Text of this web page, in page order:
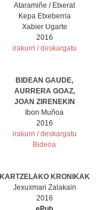
Ataramiñe / Etxerat
Kepa Etxeberria
Xabier Ugarte
2016
irakurri / deskargatu
BIDEAN GAUDE,
AURRERA GOAZ,
JOAN ZIRENEKIN
Ibon Muñoa
2016
irakurri / deskargatu
Bideoa
KARTZELAKO KRONIKAK
Jexuxmari Zalakain
2016